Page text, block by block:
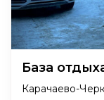
База
Карачаево-